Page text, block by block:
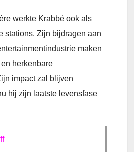
werkte Krabbé ook als
stations. Zijn bijdragen aan
maken
herkenbare
impact zal blijven
hij zijn laatste levensfase